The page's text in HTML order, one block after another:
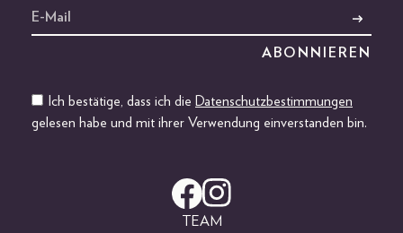
Ich bestätige, dass ich die Datenschutzbestimmungen
gelesen habe und mit ihrer Verwendung einverstanden bin.
TEAM